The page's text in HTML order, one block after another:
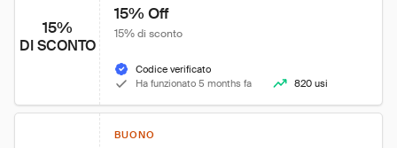
15%
DI SCONTO
15% Off
15% di sconto
Codice verificato
Ha funzionato 5 months fa
820 usi
BUONO